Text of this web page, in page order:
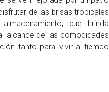
de las brisas tropicales
que brinda
alcance de las comodidades
tanto para vivir a tiempo